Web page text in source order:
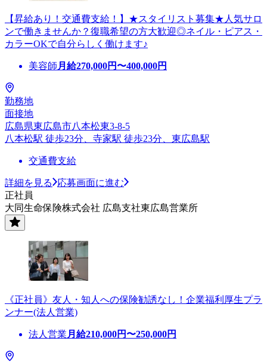
【昇給あり！交通費支給！】★スタイリスト募集★人気サロ
ンで働きませんか？復職希望の方大歓迎◎ネイル・ピアス・
カラーOKで自分らしく働けます♪
美容師 月給270,000円〜400,000円
勤務地
面接地
広島県東広島市八本松東3-8-5
八本松駅 徒歩23分、寺家駅 徒歩23分、東広島駅
交通費支給
詳細を見る
応募画面に進む
正社員
大同生命保険株式会社 広島支社東広島営業所
《正社員》友人・知人への保険勧誘なし！企業福利厚生プラ
ンナー(法人営業)
法人営業 月給210,000円〜250,000円